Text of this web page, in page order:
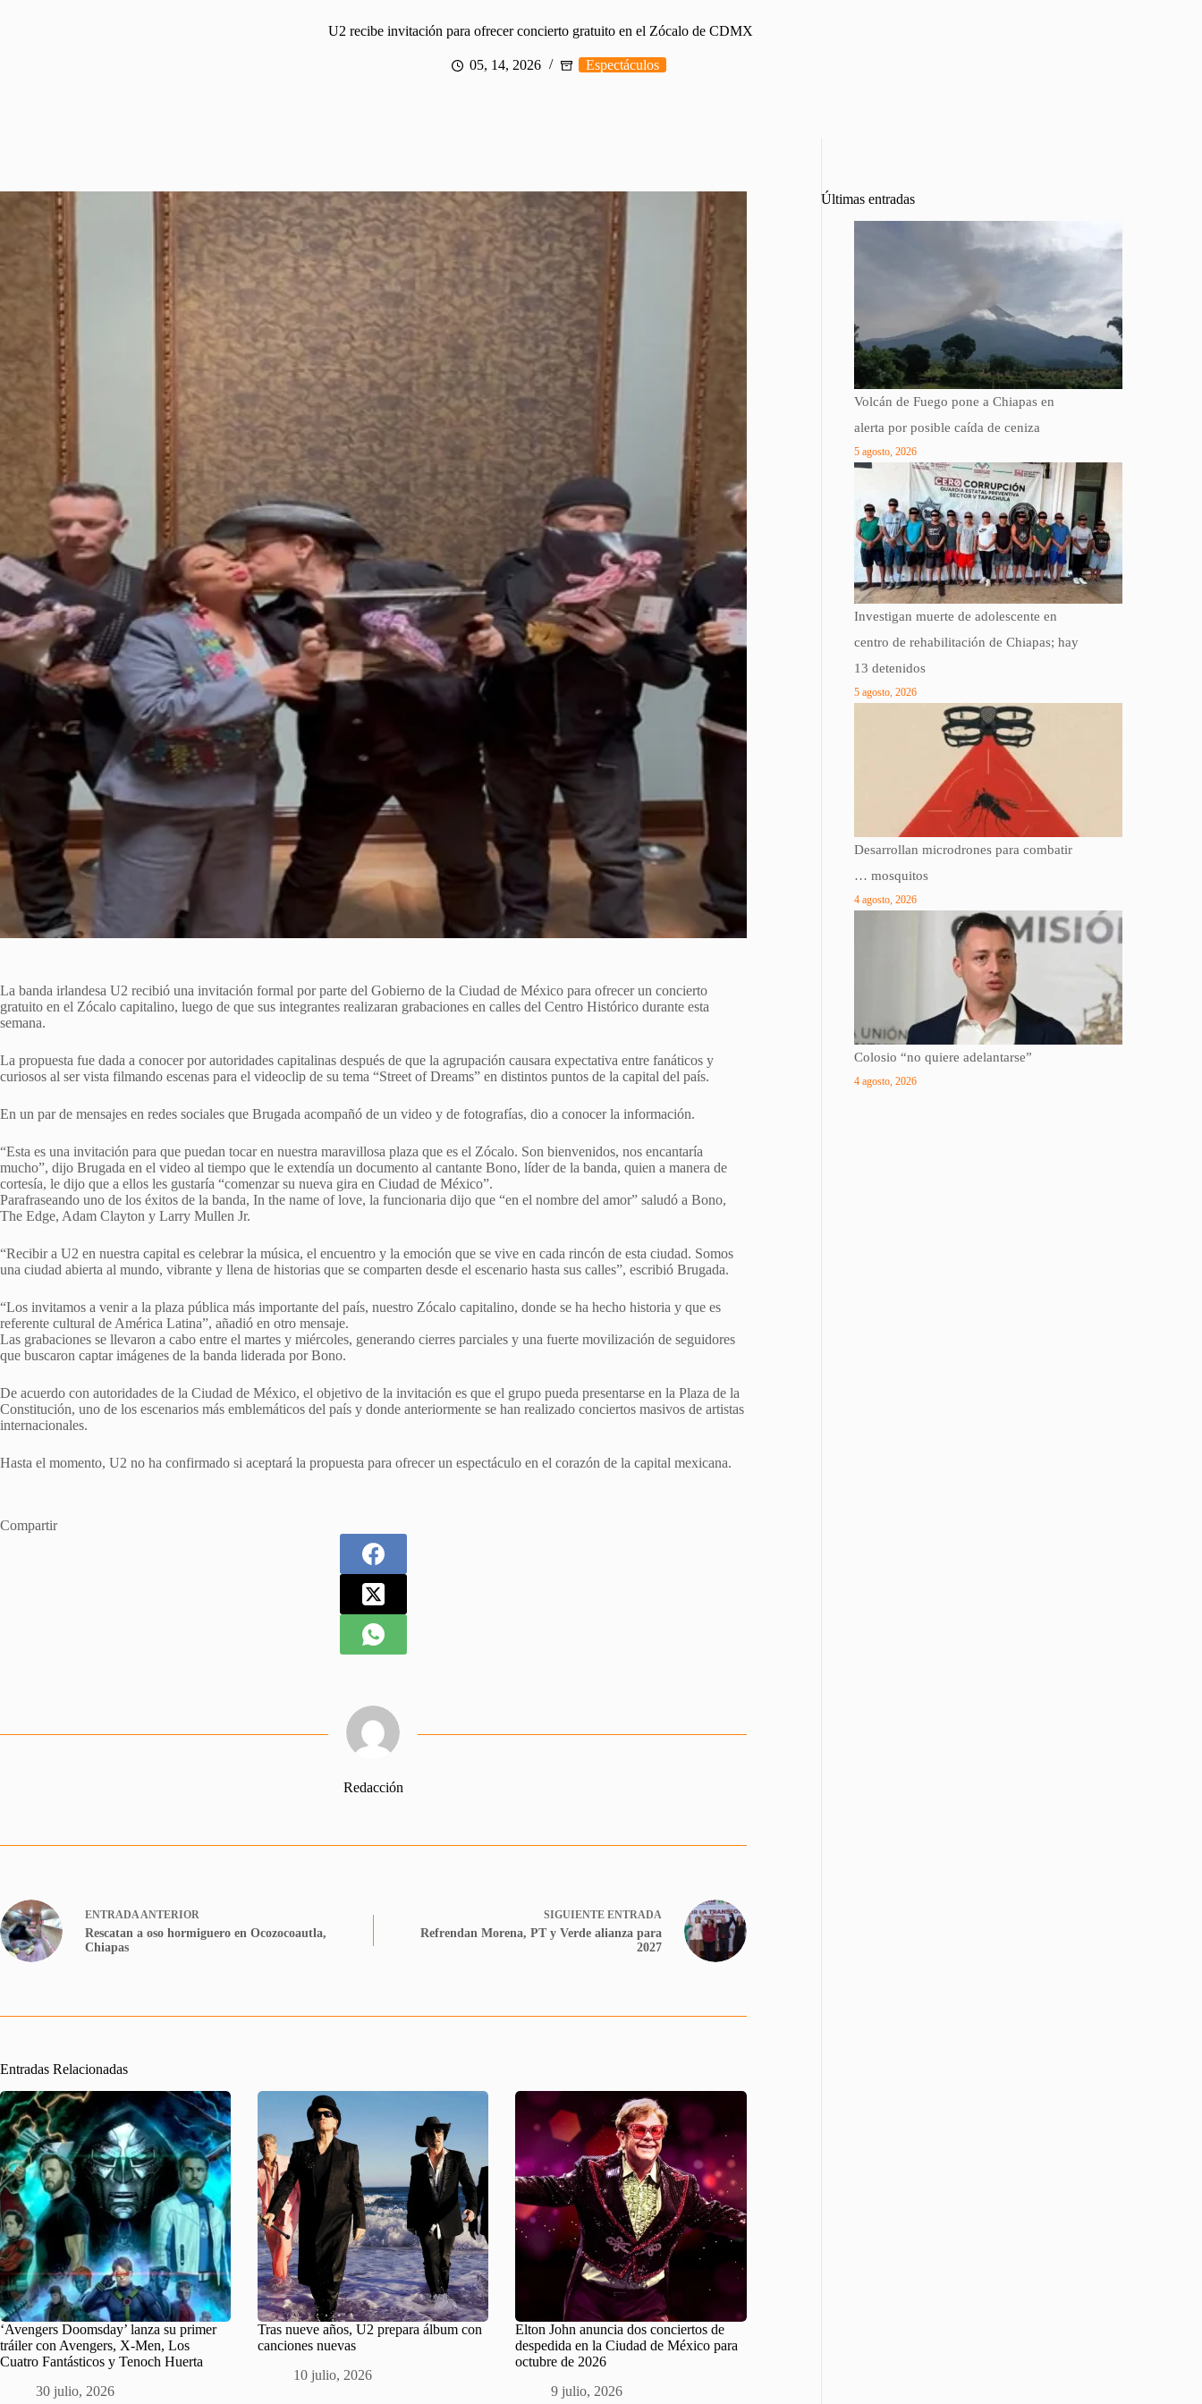
U2 recibe invitación para ofrecer concierto gratuito en el Zócalo de CDMX
05, 14, 2026 Espectáculos
La banda irlandesa U2 recibió una invitación formal por parte del Gobierno de la Ciudad de México para ofrecer un concierto
gratuito en el Zócalo capitalino, luego de que sus integrantes realizaran grabaciones en calles del Centro Histórico durante esta
semana.
La propuesta fue dada a conocer por autoridades capitalinas después de que la agrupación causara expectativa entre fanáticos y
curiosos al ser vista filmando escenas para el videoclip de su tema “Street of Dreams” en distintos puntos de la capital del país.
En un par de mensajes en redes sociales que Brugada acompañó de un video y de fotografías, dio a conocer la información.
“Esta es una invitación para que puedan tocar en nuestra maravillosa plaza que es el Zócalo. Son bienvenidos, nos encantaría
mucho”, dijo Brugada en el video al tiempo que le extendía un documento al cantante Bono, líder de la banda, quien a manera de
cortesía, le dijo que a ellos les gustaría “comenzar su nueva gira en Ciudad de México”.
Parafraseando uno de los éxitos de la banda, In the name of love, la funcionaria dijo que “en el nombre del amor” saludó a Bono,
The Edge, Adam Clayton y Larry Mullen Jr.
“Recibir a U2 en nuestra capital es celebrar la música, el encuentro y la emoción que se vive en cada rincón de esta ciudad. Somos
una ciudad abierta al mundo, vibrante y llena de historias que se comparten desde el escenario hasta sus calles”, escribió Brugada.
“Los invitamos a venir a la plaza pública más importante del país, nuestro Zócalo capitalino, donde se ha hecho historia y que es
referente cultural de América Latina”, añadió en otro mensaje.
Las grabaciones se llevaron a cabo entre el martes y miércoles, generando cierres parciales y una fuerte movilización de seguidores
que buscaron captar imágenes de la banda liderada por Bono.
De acuerdo con autoridades de la Ciudad de México, el objetivo de la invitación es que el grupo pueda presentarse en la Plaza de la
Constitución, uno de los escenarios más emblemáticos del país y donde anteriormente se han realizado conciertos masivos de artistas
internacionales.
Hasta el momento, U2 no ha confirmado si aceptará la propuesta para ofrecer un espectáculo en el corazón de la capital mexicana.
Compartir
Redacción
ENTRADAANTERIOR
Rescatan a oso hormiguero en Ocozocoautla,
Chiapas
SIGUIENTE ENTRADA
Refrendan Morena, PT y Verde alianza para
2027
Entradas Relacionadas
‘Avengers Doomsday’ lanza su primer
tráiler con Avengers, X-Men, Los
Cuatro Fantásticos y Tenoch Huerta
30 julio, 2026
Tras nueve años, U2 prepara álbum con
canciones nuevas
10 julio, 2026
Elton John anuncia dos conciertos de
despedida en la Ciudad de México para
octubre de 2026
9 julio, 2026
Últimas entradas
Volcán de Fuego pone a Chiapas en
alerta por posible caída de ceniza
5 agosto, 2026
Investigan muerte de adolescente en
centro de rehabilitación de Chiapas; hay
13 detenidos
5 agosto, 2026
Desarrollan microdrones para combatir
… mosquitos
4 agosto, 2026
Colosio “no quiere adelantarse”
4 agosto, 2026